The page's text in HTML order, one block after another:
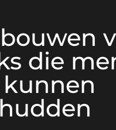
die